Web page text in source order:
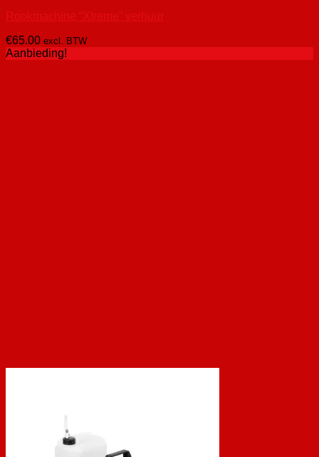
Rookmachine “Xtreme” verhuur
€65.00 excl. BTW
Aanbieding!